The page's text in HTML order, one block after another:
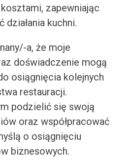
zapewniając
działania kuchni.
a, że moje
doświadczenie mogą
osiągnięcia kolejnych
restauracji.
podzielić się swoją
oraz współpracować
o osiągnięciu
biznesowych.